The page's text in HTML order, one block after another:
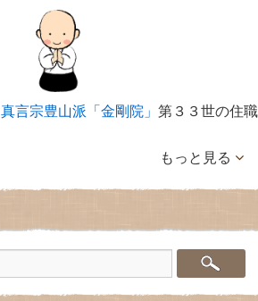
真言宗豊山派「金剛院」 第３３世の住職
もっと見る